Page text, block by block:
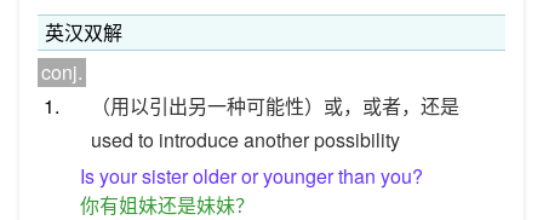
英汉双解
conj.
1.
（用以引出另一种可能性）或，或者，还是
used to introduce another possibility
Is your sister older or younger than you?
你有姐妹还是妹妹？